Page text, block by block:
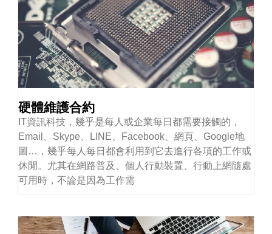
硬體維護合約
IT資訊科技，幾乎是每人或企業每日都需要接觸的，
Email、Skype、LINE、Facebook、網頁、Google地
圖…，幾乎每人每日都會利用到它去進行各項的工作或
休閒。尤其在網路普及、個人行動裝置、行動上網隨處
可用時，不論是因為工作需